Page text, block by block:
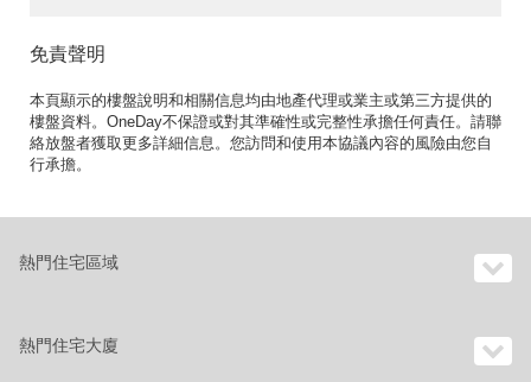
免責聲明
本頁顯示的樓盤說明和相關信息均由地產代理或業主或第三方提供的
樓盤資料。OneDay不保證或對其準確性或完整性承擔任何責任。請聯
絡放盤者獲取更多詳細信息。您訪問和使用本協議內容的風險由您自
行承擔。
熱門住宅區域
熱門住宅大廈